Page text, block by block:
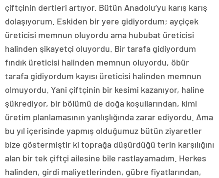
çiftçinin dertleri artıyor. Bütün Anadolu’yu karış karış
dolaşıyorum. Eskiden bir yere gidiyordum; ayçiçek
üreticisi memnun oluyordu ama hububat üreticisi
halinden şikayetçi oluyordu. Bir tarafa gidiyordum
fındık üreticisi halinden memnun oluyordu, öbür
tarafa gidiyordum kayısı üreticisi halinden memnun
olmuyordu. Yani çiftçinin bir kesimi kazanıyor, haline
şükrediyor, bir bölümü de doğa koşullarından, kimi
üretim planlamasının yanlışlığında zarar ediyordu. Ama
bu yıl içerisinde yapmış olduğumuz bütün ziyaretler
bize göstermiştir ki toprağa düşürdüğü terin karşılığını
alan bir tek çiftçi ailesine bile rastlayamadım. Herkes
halinden, girdi maliyetlerinden, gübre fiyatlarından,